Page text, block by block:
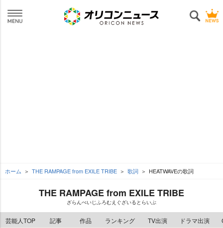
ホーム THE RAMPAGE from EXILE TRIBE 歌詞 HEATWAVEの歌詞
THE RAMPAGE from EXILE TRIBE
ざらんぺいじふろむえぐざいるとらいぶ
芸能人TOP 記事 作品 ランキング TV出演 ドラマ出演